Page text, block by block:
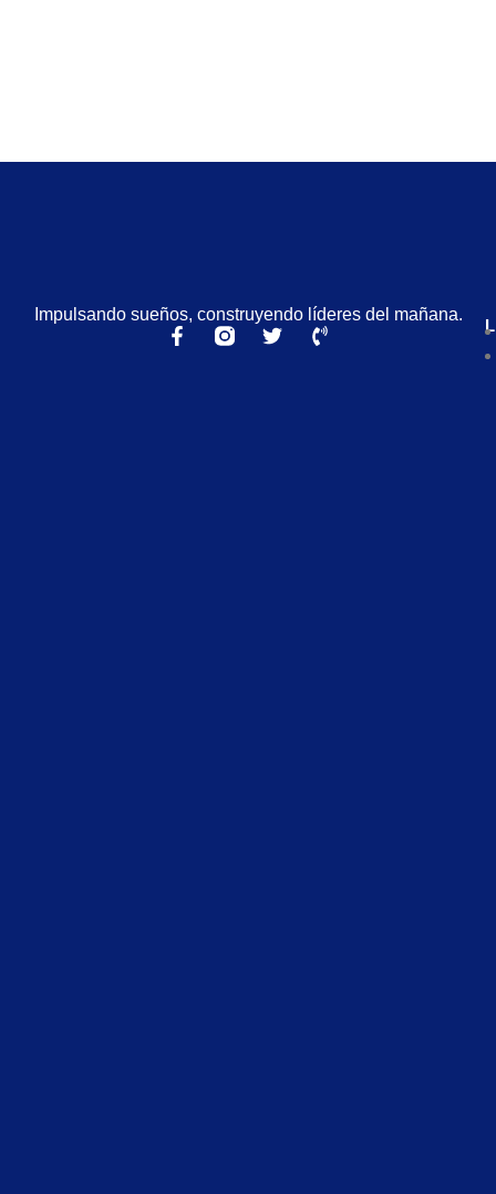
Impulsando sueños, construyendo líderes del mañana.